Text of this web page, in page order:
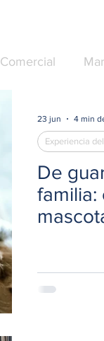
Comercial
De
familia:
Experiencia
23 jun 4 min